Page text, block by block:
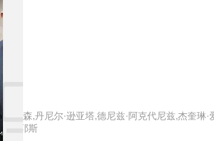
集
季
·奥尔森,丹尼尔·逊亚塔,德尼兹·阿克代尼兹,杰奎
·雷耶斯